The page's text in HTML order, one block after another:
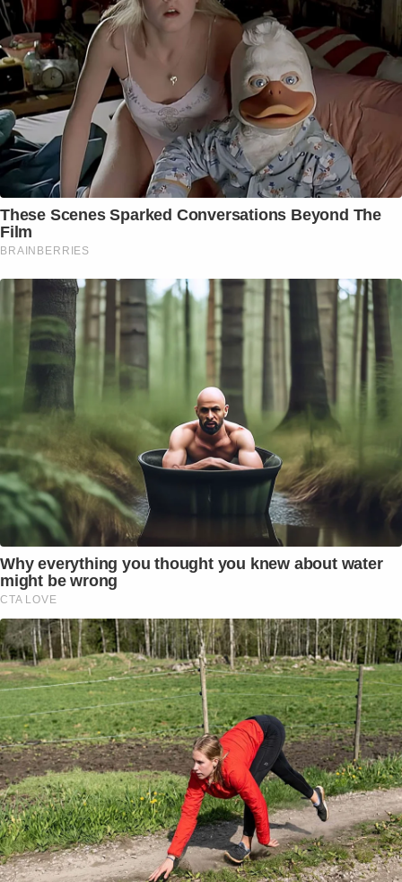
These Scenes Sparked Conversations Beyond The
Film
BRAINBERRIES
Why everything you thought you knew about water
might be wrong
CTA LOVE